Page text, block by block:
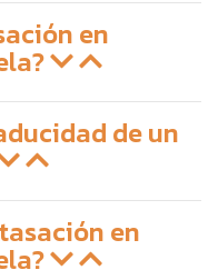
en
de un
en